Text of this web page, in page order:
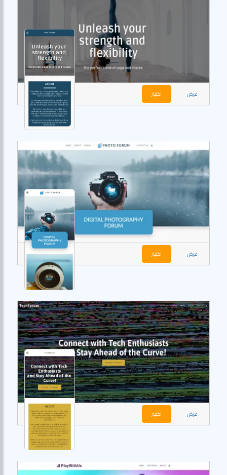
عرض اختيار
عرض اختيار
عرض اختيار